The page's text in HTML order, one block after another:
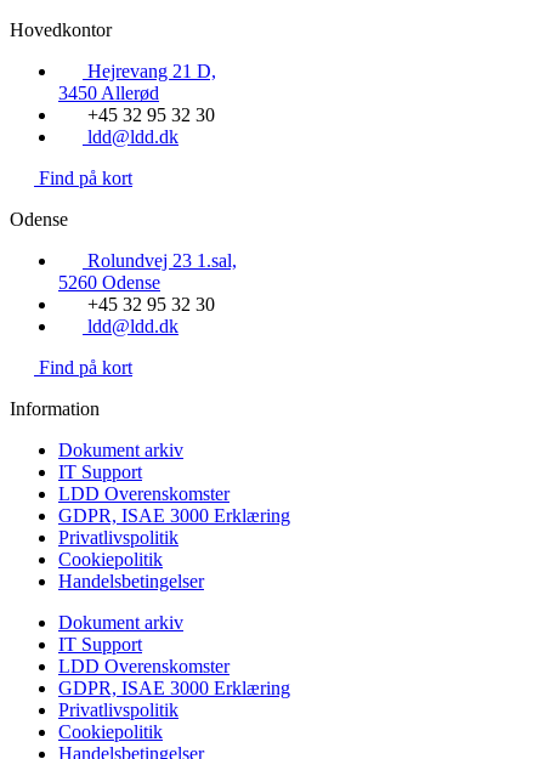
Hovedkontor
Hejrevang 21 D,
3450 Allerød
+45 32 95 32 30
ldd@ldd.dk
Find på kort
Odense
Rolundvej 23 1.sal,
5260 Odense
+45 32 95 32 30
ldd@ldd.dk
Find på kort
Information
Dokument arkiv
IT Support
LDD Overenskomster
GDPR, ISAE 3000 Erklæring
Privatlivspolitik
Cookiepolitik
Handelsbetingelser
Dokument arkiv
IT Support
LDD Overenskomster
GDPR, ISAE 3000 Erklæring
Privatlivspolitik
Cookiepolitik
Handelsbetingelser